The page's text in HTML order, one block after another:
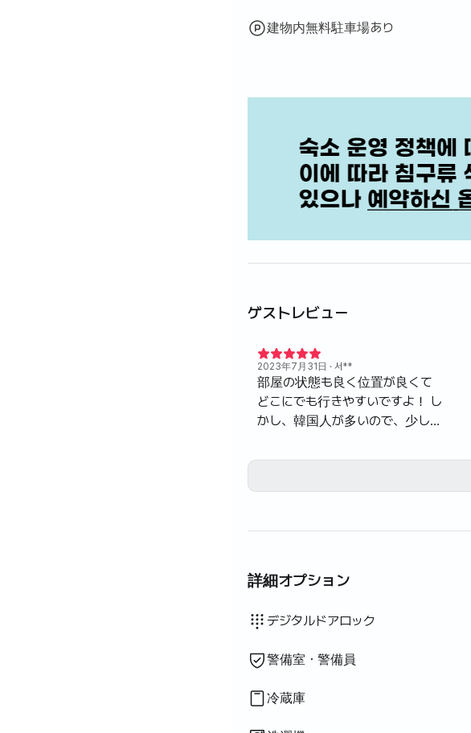
建物内無料駐車場あり
ゲストレビュー
2023年7月31日 · 서**
部屋の状態も良く位置が良くて
どこにでも行きやすいですよ！ し
かし、韓国人が多いので、少し外
詳細オプション
デジタルドアロック
警備室・警備員
冷蔵庫
クローゼット
ソファ
利用不可:
鍵式ロック
利用不可:
消火器
利用不可:
Wi-Fi
利用不可:
ガスコンロ・IH
利用不可:
乾燥機
利用不可:
共用ガスコンロ・IH
利用不可:
共用冷蔵庫
利用不可:
共用電子レンジ
利用不可:
共用洗濯機
利用不可:
共用乾燥機
利用不可:
追加寝具あり
利用不可:
ボイラー（都市ガス）
利用不可:
デスク
遮光カーテン
電気ケトル
炊飯器
調理器具（まな板・包丁・はさみ等）
鍋・フライパン
基本食器（皿・カップ等）
エレベーター
プール
テラス
物干しラック
利用不可: バスタブ
利用不可: ウォシュレット
利用不可: ドライヤー
利用不可: 浄水シャワー
利用不可: ボディソープ
利用不可: シャンプー・リンス
利用不可: 石鹸
利用不可: トイレットペーパー
利用不可: 歯ブラシ
利用不可: 歯磨き粉
利用不可: タオル
利用不可: トッパー・折りたたみマットレス
利用不可: ブラインド
利用不可: ほうき
利用不可: 洗濯洗剤
利用不可: 柔軟剤
利用不可: 食器用洗剤
利用不可: 生ごみ袋
利用不可: ごみ袋
利用不可: 布巾
利用不可: スポンジ
利用不可: 掃除機
利用不可: 屋外バーベキュー設備
利用不可: 無料フィットネス
利用不可: 無料共用サウナ
利用不可: スパ・ワールプール
利用不可: ジャグジー・ヒノキ風呂
利用不可: ハンガーラック
利用不可: 座卓
利用不可: ソファベッド
利用不可: 扇風機
利用不可: 電気ボイラー
利用不可: 灯油暖房
利用不可: LPGガス
利用不可: 再生可能エネルギー
利用不可: プロジェクター
利用不可: 有線インターネット
利用不可: アイロン
利用不可: 洗濯乾燥機一体型